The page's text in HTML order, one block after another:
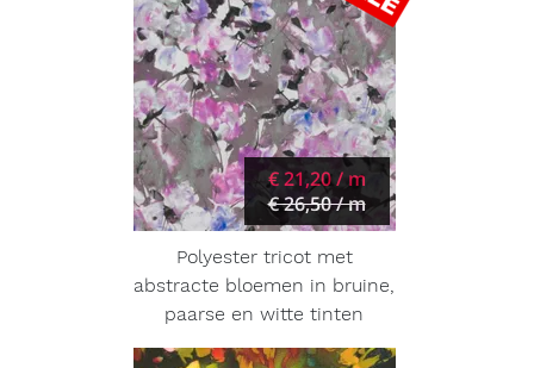
€ 21,20 / m
€ 26,50 / m
Polyester tricot met
abstracte bloemen in bruine,
paarse en witte tinten